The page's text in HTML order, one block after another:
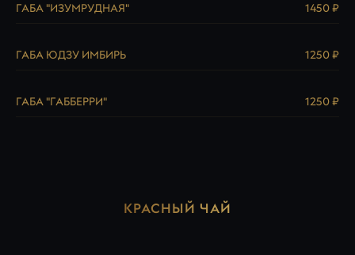
ГАБА "ИЗУМРУДНАЯ" 1450 ₽
ГАБА ЮДЗУ ИМБИРЬ 1250 ₽
ГАБА "ГАББЕРРИ" 1250 ₽
КРАСНЫЙ ЧАЙ